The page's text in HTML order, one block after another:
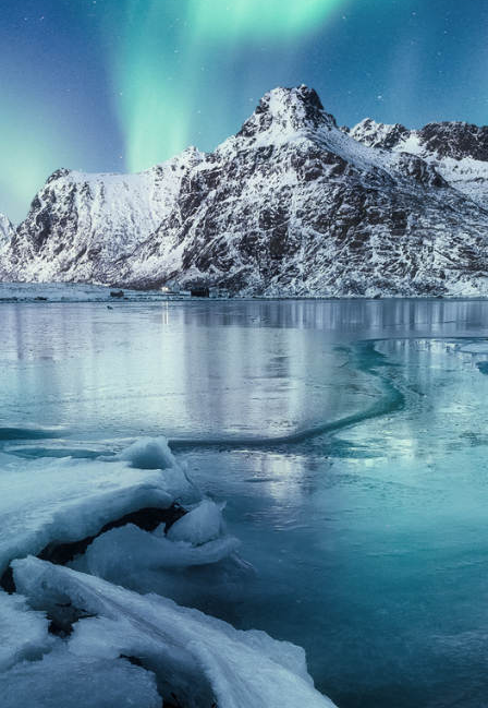
OSOITE
Lyijykatu 7, 05800 Hyvinkää
LINKIT
ETUSIVU
TUOTTEET
HUOLTO
---
VANTAA
ESPOO
TUUSULA
RIIHIMÄKI
OTA YHTEYTTÄ